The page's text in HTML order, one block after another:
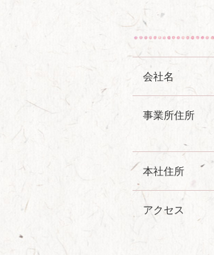
会社名
事業所住所
本社住所
アクセス